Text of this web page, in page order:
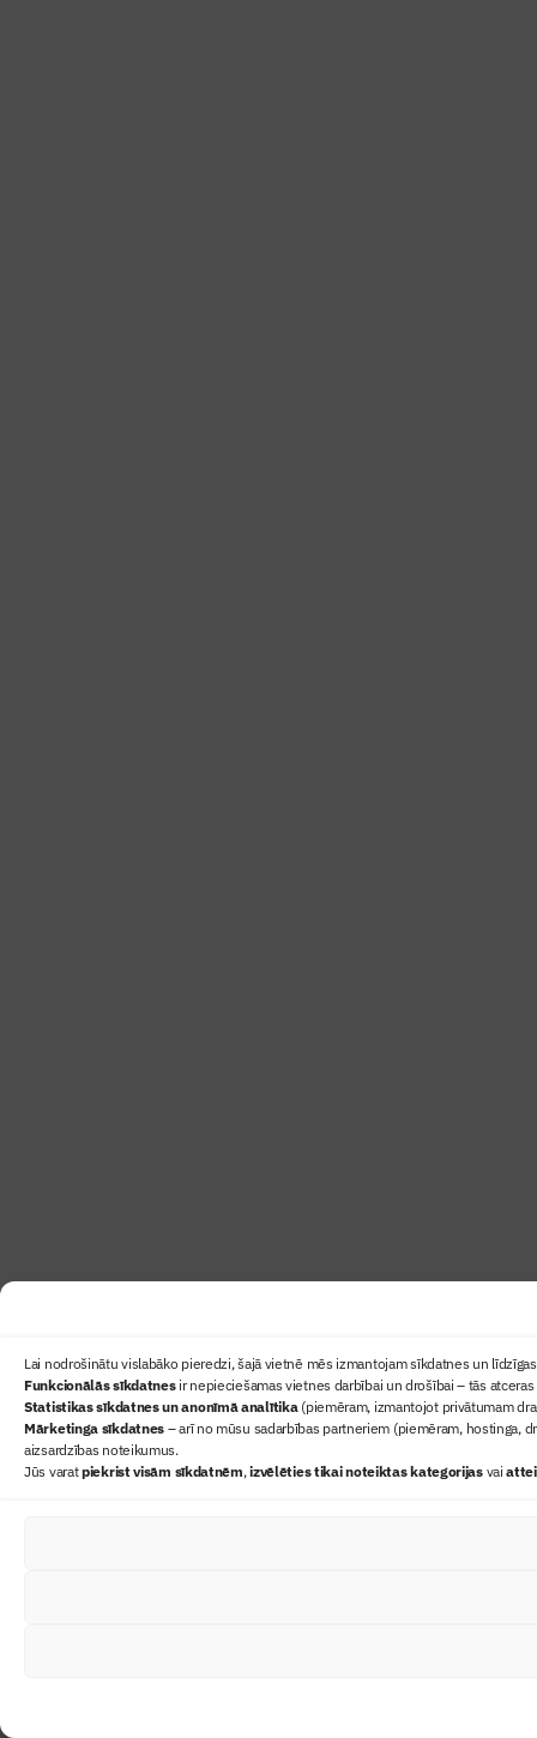
Lai nodrošinātu vislabāko pieredzi, šajā vietnē mēs izmantojam sīkdatnes un
Funkcionālās sīkdatnesir nepieciešamas vietnes darbībai un drošībai – tās
Statistikas sīkdatnes un anonīmā analītika(piemēram, izmantojot privātumam
Mārketinga sīkdatnes – arī no mūsu sadarbības partneriem (piemēram, hostinga,
aizsardzības noteikumus.
Jūs varatpiekrist visām sīkdatnēm,izvēlēties tikai noteiktas kategorijasvai